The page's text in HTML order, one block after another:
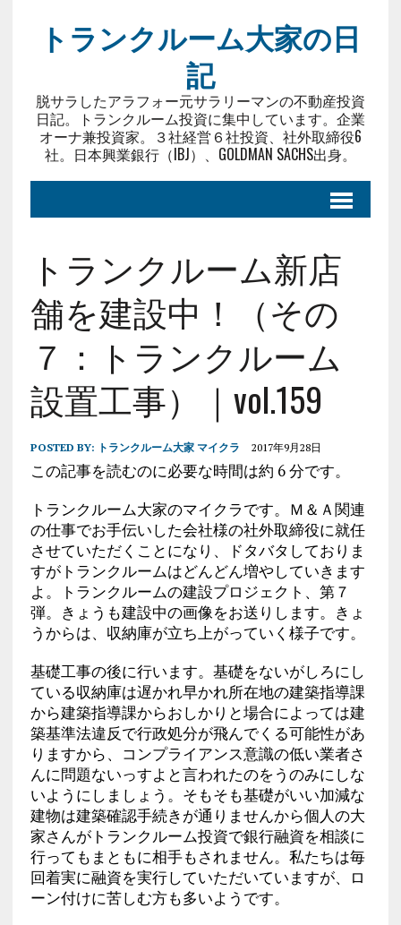
トランクルーム大家の日
記
脱サラしたアラフォー元サラリーマンの不動産投資
日記。トランクルーム投資に集中しています。企業
オーナ兼投資家。３社経営６社投資、社外取締役6
社。日本興業銀行（IBJ）、GOLDMAN SACHS出身。
トランクルーム新店
舗を建設中！（その
７：トランクルーム
設置工事）｜vol.159
POSTED BY: トランクルーム大家 マイクラ 2017年9月28日
この記事を読むのに必要な時間は約 6 分です。
トランクルーム大家のマイクラです。Ｍ＆Ａ関連
の仕事でお手伝いした会社様の社外取締役に就任
させていただくことになり、ドタバタしておりま
すがトランクルームはどんどん増やしていきます
よ。トランクルームの建設プロジェクト、第７
弾。きょうも建設中の画像をお送りします。きょ
うからは、収納庫が立ち上がっていく様子です。
基礎工事の後に行います。基礎をないがしろにし
ている収納庫は遅かれ早かれ所在地の建築指導課
から建築指導課からおしかりと場合によっては建
築基準法違反で行政処分が飛んでくる可能性があ
りますから、コンプライアンス意識の低い業者さ
んに問題ないっすよと言われたのをうのみにしな
いようにしましょう。そもそも基礎がいい加減な
建物は建築確認手続きが通りませんから個人の大
家さんがトランクルーム投資で銀行融資を相談に
行ってもまともに相手もされません。私たちは毎
回着実に融資を実行していただいていますが、ロ
ーン付けに苦しむ方も多いようです。